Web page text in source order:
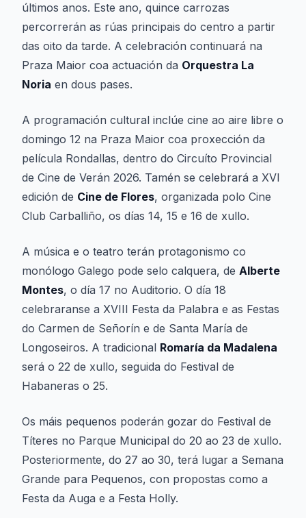
últimos anos. Este ano, quince carrozas
percorrerán as rúas principais do centro a partir
das oito da tarde. A celebración continuará na
Praza Maior coa actuación da Orquestra La
Noria en dous pases.
A programación cultural inclúe cine ao aire libre o
domingo 12 na Praza Maior coa proxección da
película Rondallas, dentro do Circuíto Provincial
de Cine de Verán 2026. Tamén se celebrará a XVI
edición de Cine de Flores, organizada polo Cine
Club Carballiño, os días 14, 15 e 16 de xullo.
A música e o teatro terán protagonismo co
monólogo Galego pode selo calquera, de Alberte
Montes, o día 17 no Auditorio. O día 18
celebraranse a XVIII Festa da Palabra e as Festas
do Carmen de Señorín e de Santa María de
Longoseiros. A tradicional Romaría da Madalena
será o 22 de xullo, seguida do Festival de
Habaneras o 25.
Os máis pequenos poderán gozar do Festival de
Títeres no Parque Municipal do 20 ao 23 de xullo.
Posteriormente, do 27 ao 30, terá lugar a Semana
Grande para Pequenos, con propostas como a
Festa da Auga e a Festa Holly.